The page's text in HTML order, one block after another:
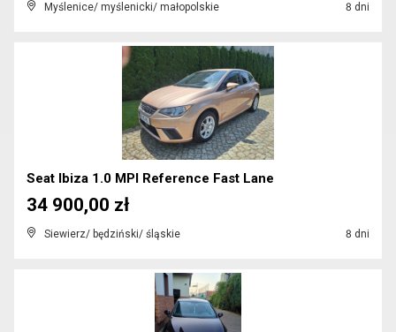
Myślenice/ myślenicki/ małopolskie 8 dni
Seat Ibiza 1.0 MPI Reference Fast Lane
Siewierz/ będziński/ śląskie 8 dni
34 900,00 zł